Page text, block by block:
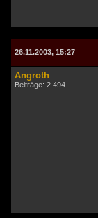
26.11.2003, 15:27
Angroth
Beiträge: 2.494